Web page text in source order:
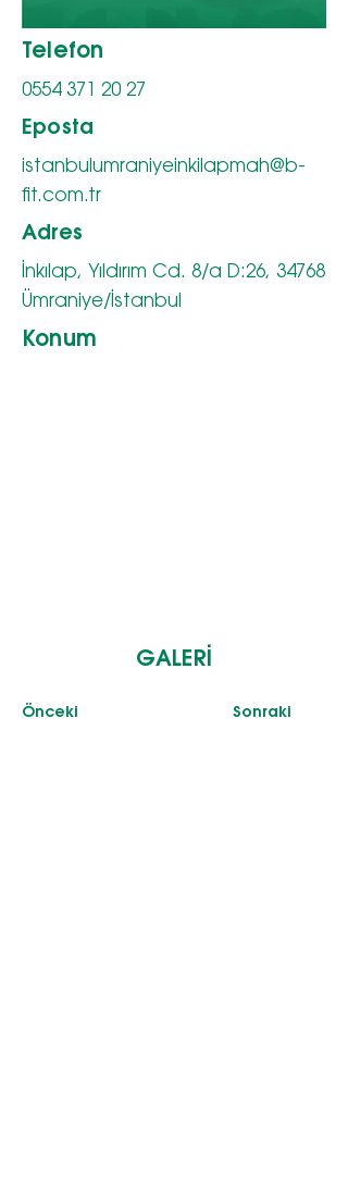
Telefon
0554 371 20 27
Eposta
istanbulumraniyeinkilapmah@b-
fit.com.tr
Adres
İnkılap, Yıldırım Cd. 8/a D:26, 34768
Ümraniye/İstanbul
Konum
GALERİ
Önceki Sonraki